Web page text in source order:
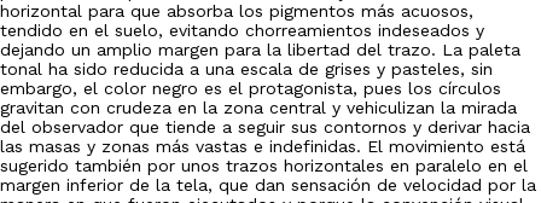
horizontal para que absorba los pigmentos más acuosos,
tendido en el suelo, evitando chorreamientos indeseados y
dejando un amplio margen para la libertad del trazo. La paleta
tonal ha sido reducida a una escala de grises y pasteles, sin
embargo, el color negro es el protagonista, pues los círculos
gravitan con crudeza en la zona central y vehiculizan la mirada
del observador que tiende a seguir sus contornos y derivar hacia
las masas y zonas más vastas e indefinidas. El movimiento está
sugerido también por unos trazos horizontales en paralelo en el
margen inferior de la tela, que dan sensación de velocidad por la